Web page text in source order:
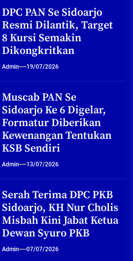
DPC PAN Se Sidoarjo
Resmi Dilantik, Target
8 Kursi Semakin
Dikongkritkan
Admin 19/07/2026
Muscab PAN Se
Sidoarjo Ke 6 Digelar,
Formatur Diberikan
Kewenangan Tentukan
KSB Sendiri
Admin 13/07/2026
Serah Terima DPC PKB
Sidoarjo, KH Nur Cholis
Misbah Kini Jabat Ketua
Dewan Syuro PKB
Admin 07/07/2026